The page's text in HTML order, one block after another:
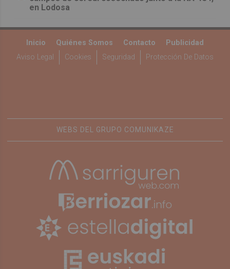
en Lodosa
Inicio Quiénes Somos Contacto
Publicidad
Aviso Legal
Cookies Seguridad Protección De Datos
WEBS DEL GRUPO COMUNIKAZE